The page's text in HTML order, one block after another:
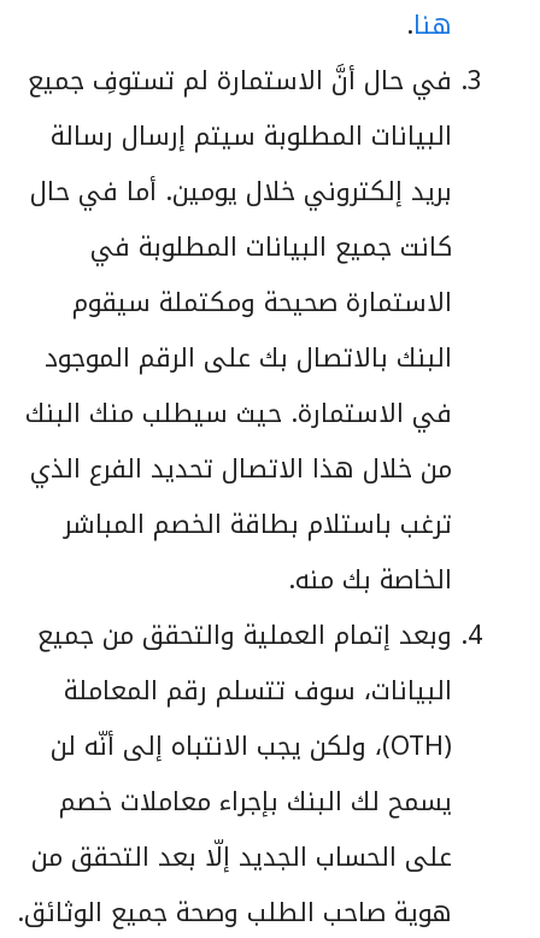
هنا.
في حال أنَّ الاستمارة لم تستوفِ جميع
البيانات المطلوبة سيتم إرسال رسالة
بريد إلكتروني خلال يومين. أما في حال
كانت جميع البيانات المطلوبة في
الاستمارة صحيحة ومكتملة سيقوم
البنك بالاتصال بك على الرقم الموجود
في الاستمارة. حيث سيطلب منك البنك
من خلال هذا الاتصال تحديد الفرع الذي
ترغب باستلام بطاقة الخصم المباشر
الخاصة بك منه.
وبعد إتمام العملية والتحقق من جميع
البيانات، سوف تتسلم رقم المعاملة
(OTH)، ولكن يجب الانتباه إلى أنّه لن
يسمح لك البنك بإجراء معاملات خصم
على الحساب الجديد إلّا بعد التحقق من
هوية صاحب الطلب وصحة جميع الوثائق.